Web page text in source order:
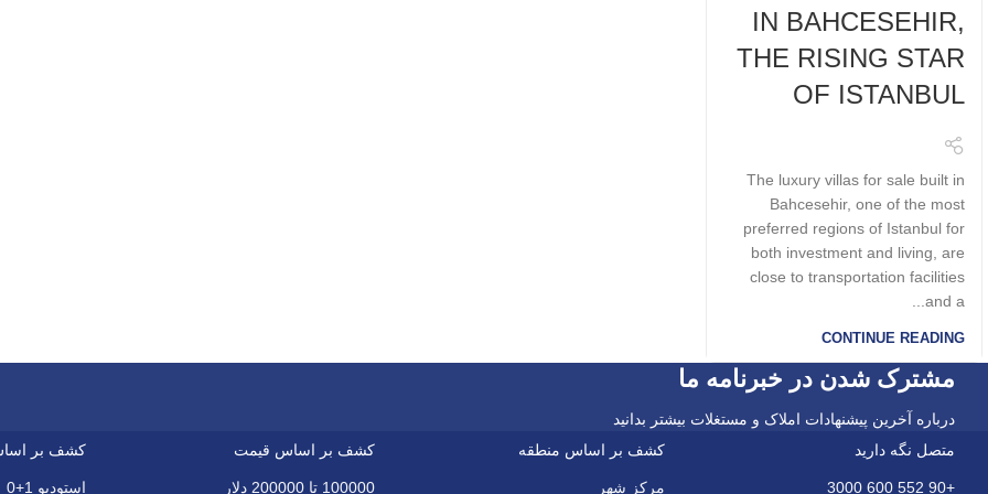
IN BAHCESEHIR,
THE RISING STAR
OF ISTANBUL
The luxury villas for sale built in
Bahcesehir, one of the most
preferred regions of Istanbul for
both investment and living, are
close to transportation facilities
and a...
CONTINUE READING
مشترک شدن در خبرنامه ما
درباره آخرین پیشنهادات املاک و مستغلات بیشتر بدانید
متصل نگه دارید
+90 552 600 3000
کشف بر اساس منطقه
مرکز شهر
کشف بر اساس قیمت
100000 تا 200000 دلار
کشف بر
استودیو 1+0